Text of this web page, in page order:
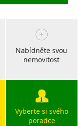
Nabídněte svou
nemovitost
Vyberte si svého
poradce